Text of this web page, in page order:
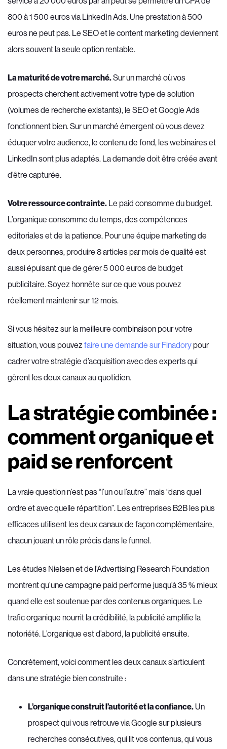
800 à 1 500 euros via LinkedIn Ads. Une prestation à 500
euros ne peut pas. Le SEO et le content marketing deviennent
alors souvent la seule option rentable.
La maturité de votre marché.Sur un marché où vos
prospects cherchent activement votre type de solution
(volumes de recherche existants), le SEO et Google Ads
fonctionnent bien. Sur un marché émergent où vous devez
éduquer votre audience, le contenu de fond, les webinaires et
LinkedIn sont plus adaptés. La demande doit être créée avant
d’être capturée.
Votre ressource contrainte. Le paid consomme du budget.
L’organique consomme du temps, des compétences
editoriales et de la patience. Pour une équipe marketing de
deux personnes, produire 8 articles par mois de qualité est
aussi épuisant que de gérer 5 000 euros de budget
publicitaire. Soyez honnête sur ce que vous pouvez
réellement maintenir sur 12 mois.
Si vous hésitez sur la meilleure combinaison pour votre
situation, vous pouvez faire une demande sur Finadorypour
cadrer votre stratégie d’acquisition avec des experts qui
gèrent les deux canaux au quotidien.
La stratégie combinée :
comment organique et
paid se renforcent
La vraie question n’est pas “l’un ou l’autre” mais “dans quel
ordre et avec quelle répartition”. Les entreprises B2B les plus
efficaces utilisent les deux canaux de façon complémentaire,
chacun jouant un rôle précis dans le funnel.
Les études Nielsen et de l’Advertising Research Foundation
montrent qu’une campagne paid performe jusqu’à 35 % mieux
quand elle est soutenue par des contenus organiques. Le
trafic organique nourrit la crédibilité, la publicité amplifie la
notoriété. L’organique est d’abord, la publicité ensuite.
Concrètement, voici comment les deux canaux s’articulent
dans une stratégie bien construite :
L’organique construit l’autorité et la confiance.Un
prospect qui vous retrouve via Google sur plusieurs
recherches consécutives, qui lit vos contenus, qui vous